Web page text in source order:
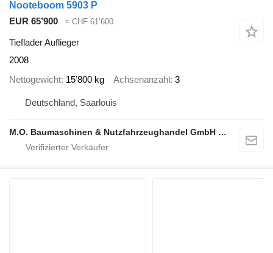
Nooteboom 5903 P
EUR 65’900
≈ CHF 61’600
Tieflader Auflieger
2008
Nettogewicht 15’800 kg Achsenanzahl 3
Deutschland, Saarlouis
M.O. Baumaschinen & Nutzfahrzeughandel GmbH & CO.